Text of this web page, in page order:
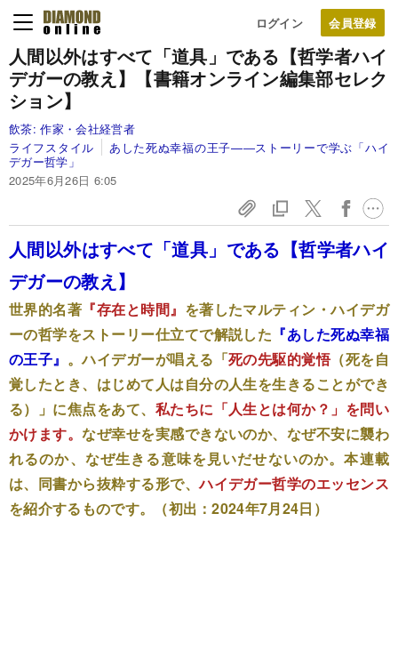
ログイン
人間以外はすべて「道具」である【哲学者ハイ
デガーの教え】【書籍オンライン編集部セレク
ション】
飲茶:作家・会社経営者
ライフスタイル
あした死ぬ幸福の王子—―ストーリーで学ぶ「ハイ
デガー哲学」
2025年6月26日 6:05
人間以外はすべて「道具」である【哲学者ハイ
デガーの教え】
世界的名著 『存在と時間』 を著したマルティン・ハイデガ
ーの哲学をストーリー仕立てで解説した 『あした死ぬ幸福
の王子』 。ハイデガーが唱える「死の先駆的覚悟（死を自
覚したとき、はじめて人は自分の人生を生きることができ
る）」に焦点をあて、 私たちに「人生とは何か？」を問い
かけます。なぜ幸せを実感できないのか、なぜ不安に襲わ
れるのか、なぜ生きる意味を見いだせないのか。本連載
は、同書から抜粋する形で、ハイデガー哲学のエッセンス
を紹介するものです。（初出：2024年7月24日）